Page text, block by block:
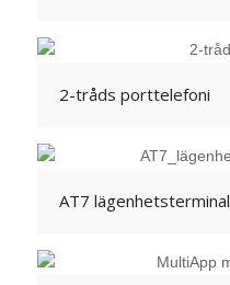
2-tråds porttelefoni
AT7 lägenhetsterminal